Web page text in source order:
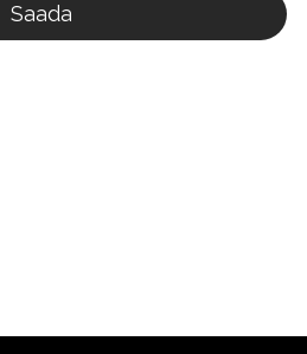
Saada